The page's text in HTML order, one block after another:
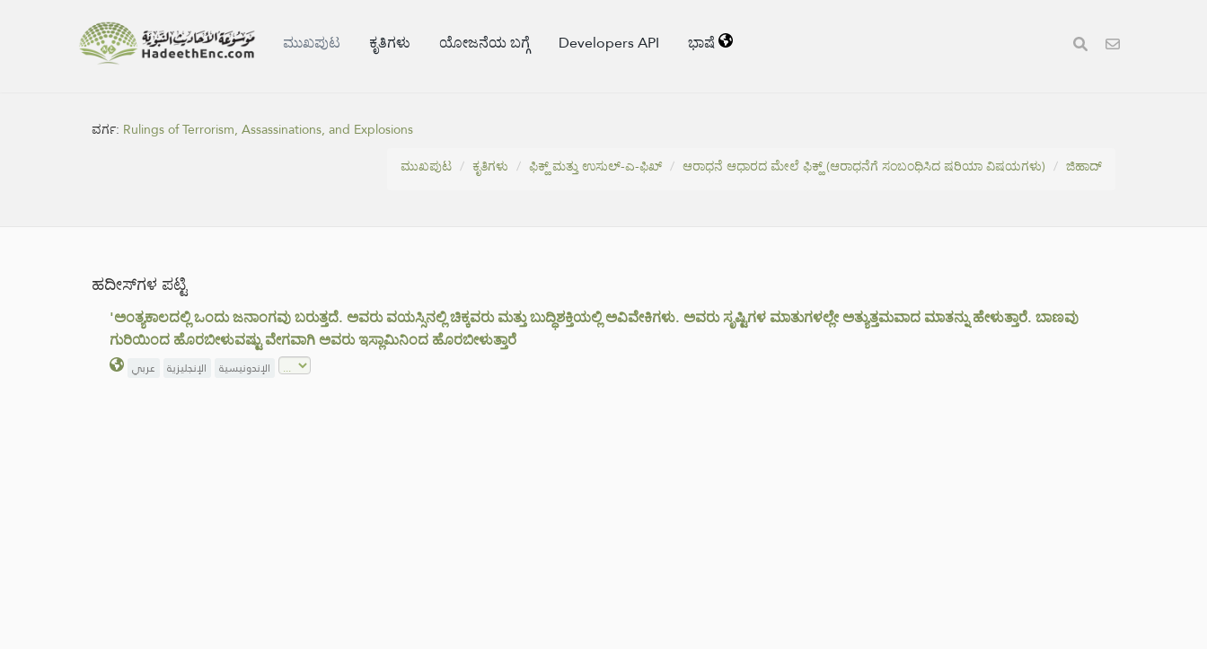
ಮುಖಪುಟ ಕೃತಿಗಳು ಯೋಜನೆಯ ಬಗ್ಗೆ Developers API ಭಾಷೆ
ವರ್ಗ: Rulings of Terrorism, Assassinations, and Explosions
ಮುಖಪುಟ
ಕೃತಿಗಳು ಫಿಕ್ಹ್ ಮತ್ತು ಉಸುಲ್-ಎ-ಫಿಖ್ ಆರಾಧನೆ ಆಧಾರದ ಮೇಲೆ ಫಿಕ್ಹ್ (ಆರಾಧನೆಗೆ ಸಂಬಂಧಿಸಿದ ಷರಿಯಾ ವಿಷಯಗಳು) ಜಿಹಾದ್
ಹದೀಸ್‌ಗಳ ಪಟ್ಟಿ
'ಅಂತ್ಯಕಾಲದಲ್ಲಿ ಒಂದು ಜನಾಂಗವು ಬರುತ್ತದೆ. ಅವರು ವಯಸ್ಸಿನಲ್ಲಿ ಚಿಕ್ಕವರು ಮತ್ತು ಬುದ್ಧಿಶಕ್ತಿಯಲ್ಲಿ ಅವಿವೇಕಿಗಳು. ಅವರು ಸೃಷ್ಟಿಗಳ ಮಾತುಗಳಲ್ಲೇ ಅತ್ಯುತ್ತಮವಾದ ಮಾತನ್ನು ಹೇಳುತ್ತಾರೆ. ಬಾಣವು
ಗುರಿಯಿಂದ ಹೊರಬೀಳುವಷ್ಟು ವೇಗವಾಗಿ ಅವರು ಇಸ್ಲಾಮಿನಿಂದ ಹೊರಬೀಳುತ್ತಾರೆ
عربي الإنجليزية الإندونيسية